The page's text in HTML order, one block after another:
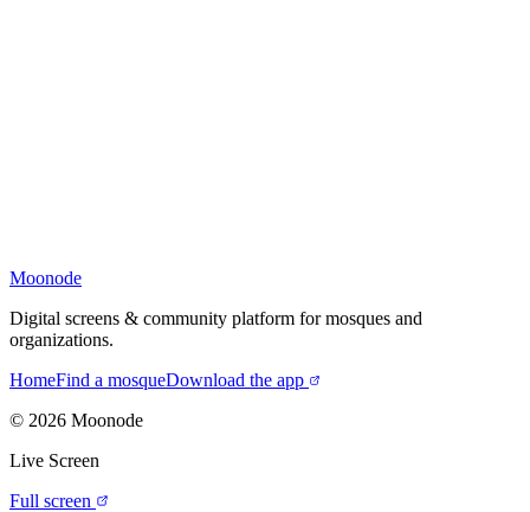
Moonode
Digital screens & community platform for mosques and
organizations.
HomeFind a mosqueDownload the app
© 2026 Moonode
Live Screen
Full screen